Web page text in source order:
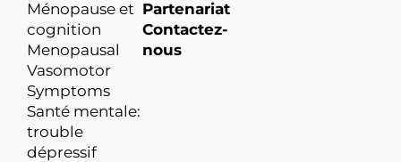
Ménopause et
cognition
Menopausal
Vasomotor
Symptoms
Santé mentale:
trouble
dépressif
Partenariat
Contactez-
nous